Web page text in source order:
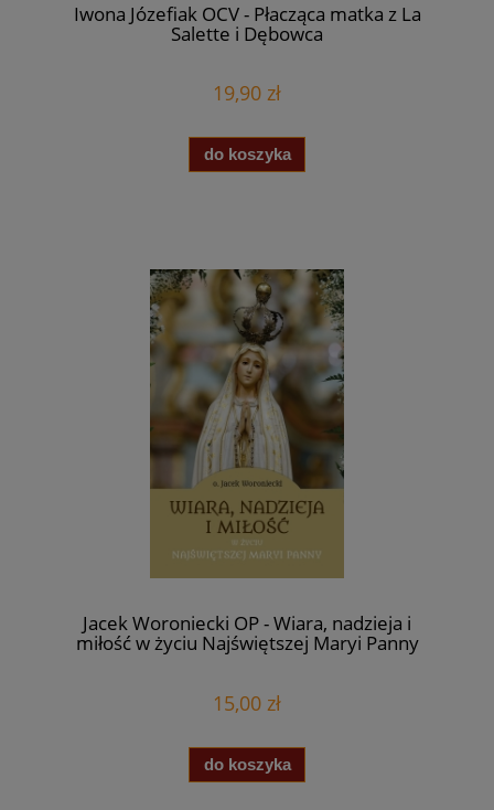
Iwona Józefiak OCV - Płacząca matka z La
Salette i Dębowca
19,90 zł
do koszyka
Jacek Woroniecki OP - Wiara, nadzieja i
miłość w życiu Najświętszej Maryi Panny
15,00 zł
do koszyka